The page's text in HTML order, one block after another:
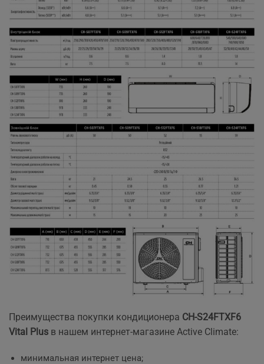
Преимущества покупки кондиционера CH-S24FTXF6
Vital Plus в нашем интернет-магазине Active Climate:
минимальная интернет цена;